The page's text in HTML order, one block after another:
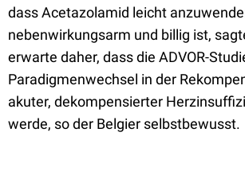
dass Acetazolamid leicht
nebenwirkungsarm und billig ist,
erwarte daher, dass die ADVOR-
Paradigmenwechsel in der
akuter, dekompensierter
werde, so der Belgier selbstbewusst.